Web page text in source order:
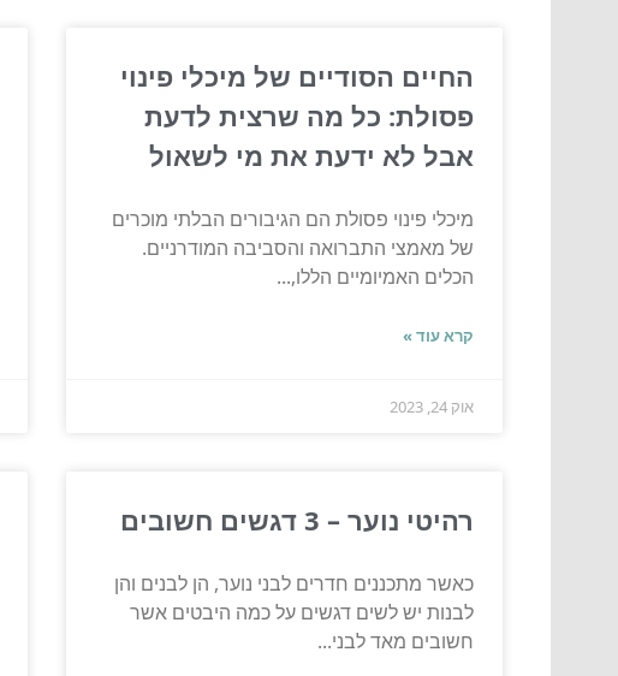
החיים הסודיים של מיכלי פינוי
פסולת: כל מה שרצית לדעת
אבל לא ידעת את מי לשאול
מיכלי פינוי פסולת הם הגיבורים הבלתי מוכרים
של מאמצי התברואה והסביבה המודרניים.
הכלים האמיומיים הללו,...
קרא עוד »
אוק 24, 2023
רהיטי נוער – 3 דגשים חשובים
כאשר מתכננים חדרים לבני נוער, הן לבנים והן
לבנות יש לשים דגשים על כמה היבטים אשר
חשובים מאד לבני...